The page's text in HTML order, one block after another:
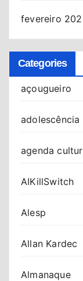
fevereiro
Categories
açougueiro
adolescência
agenda
AIKillSwitch
Alesp
Allan Kardec
Almanaque